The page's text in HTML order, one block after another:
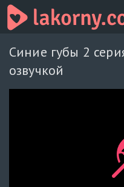
Синие губы 2
озвучкой